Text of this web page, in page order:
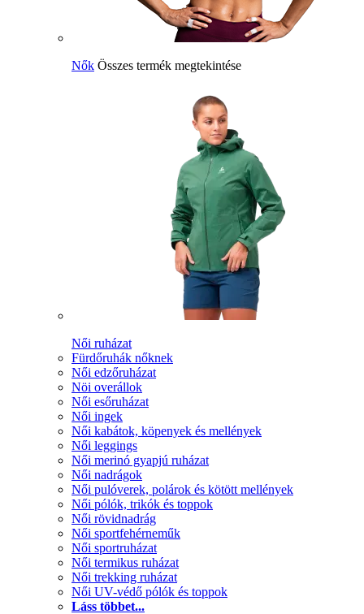
Nők Összes termék megtekintése
Női ruházat
Fürdőruhák nőknek
Női edzőruházat
Nöi overállok
Női esőruházat
Női ingek
Női kabátok, köpenyek és mellények
Női leggings
Női merinó gyapjú ruházat
Női nadrágok
Női pulóverek, polárok és kötött mellények
Női pólók, trikók és toppok
Női rövidnadrág
Női sportfehérneműk
Női sportruházat
Női termikus ruházat
Női trekking ruházat
Női UV-védő pólók és toppok
Láss többet...